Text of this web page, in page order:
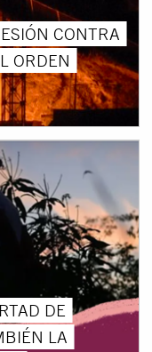
CONTRA
ORDEN
DE
LA